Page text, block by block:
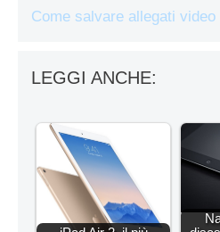
Come salvare allegati
LEGGI ANCHE: